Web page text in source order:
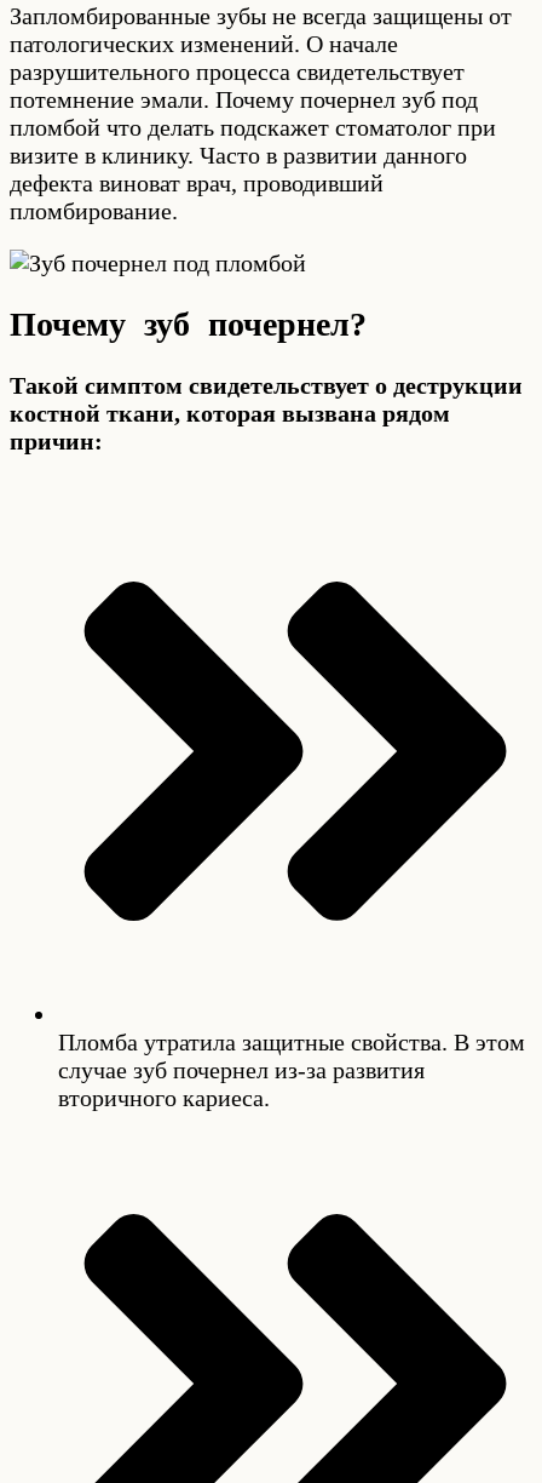
Запломбированные зубы не всегда защищены от
патологических изменений. О начале
разрушительного процесса свидетельствует
потемнение эмали. Почему почернел зуб под
пломбой что делать подскажет стоматолог при
визите в клинику. Часто в развитии данного
дефекта виноват врач, проводивший
пломбирование.
Почему зуб почернел?
Такой симптом свидетельствует о деструкции
костной ткани, которая вызвана рядом
причин:
Пломба утратила защитные свойства. В этом
случае зуб почернел из-за развития
вторичного кариеса.